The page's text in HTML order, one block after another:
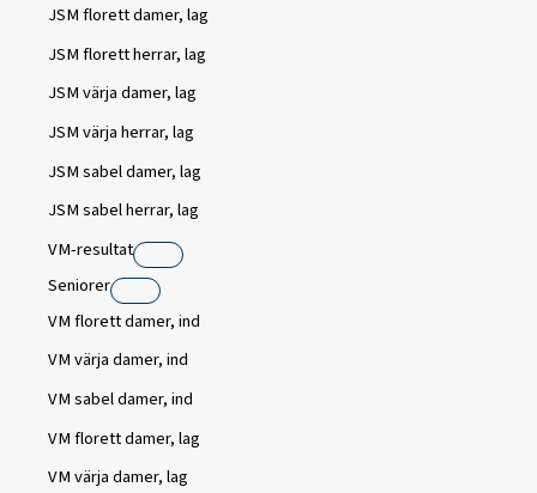
JSM florett damer, lag
JSM florett herrar, lag
JSM värja damer, lag
JSM värja herrar, lag
JSM sabel damer, lag
JSM sabel herrar, lag
VM-resultat
Seniorer
VM florett damer, ind
VM värja damer, ind
VM sabel damer, ind
VM florett damer, lag
VM värja damer, lag